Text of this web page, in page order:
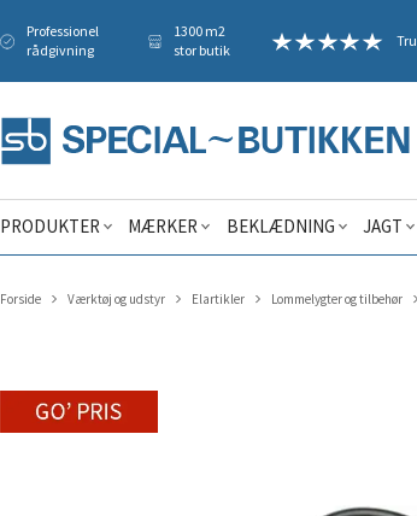
Professionel
rådgivning
1300 m2
stor butik
PRODUKTER MÆRKER BEKLÆDNING JAGT
Forside Værktøj og udstyr Elartikler Lommelygter og tilbehør